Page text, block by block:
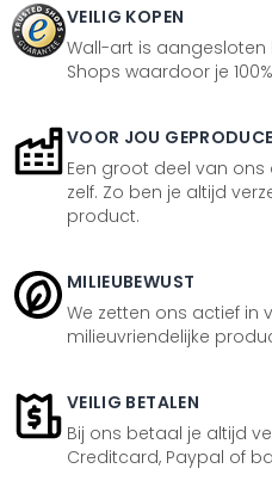
VEILIG KOPEN
Wall-art is aangesloten
Shops waardoor je
VOOR JOU
Een groot deel van
zelf. Zo ben je altijd
product.
MILIEUBEWUST
We zetten ons actief in
milieuvriendelijke
VEILIG BETALEN
Bij ons betaal je altijd
Creditcard, Paypal of